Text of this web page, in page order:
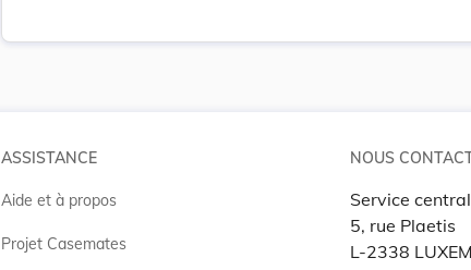
ASSISTANCE
Aide et à propos
Projet Casemates
NOUS
Service
5, rue Plaetis
L-2338